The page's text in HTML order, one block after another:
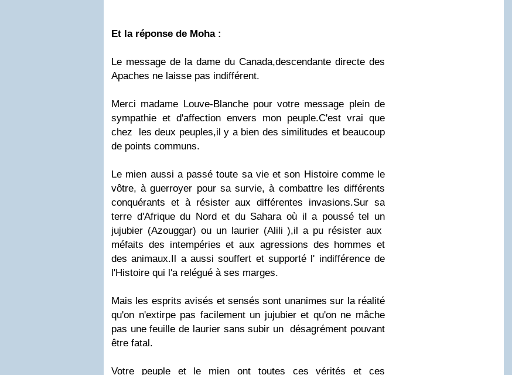
Et la réponse de Moha :
Le message de la dame du Canada,descendante directe des
Apaches ne laisse pas indifférent.
Merci madame Louve-Blanche pour votre message plein de
sympathie et d'affection envers mon peuple.C'est vrai que
chez les deux peuples,il y a bien des similitudes et beaucoup
de points communs.
Le mien aussi a passé toute sa vie et son Histoire comme le
vôtre, à guerroyer pour sa survie, à combattre les différents
conquérants et à résister aux différentes invasions.Sur sa
terre d'Afrique du Nord et du Sahara où il a poussé tel un
jujubier (Azouggar) ou un laurier(Alili ),il a pu résister aux
méfaits des intempéries et aux agressions des hommes et
des animaux.Il a aussi souffert et supporté l' indifférence de
l'Histoire qui l'a relégué à ses marges.
Mais les esprits avisés et sensés sont unanimes sur la réalité
qu'on n'extirpe pas facilement un jujubier et qu'on ne mâche
pas une feuille de laurier sans subir un désagrément pouvant
être fatal.
Votre peuple et le mien ont toutes ces vérités et ces